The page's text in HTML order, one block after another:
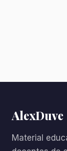
AlexDuve
Material